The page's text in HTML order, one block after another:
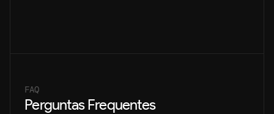
FAQ
Perguntas Frequentes